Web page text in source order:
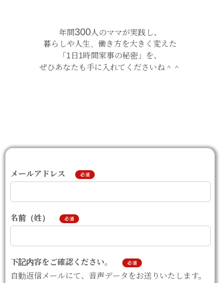
年間300人のママが実践し、
暮らしや人生、働き方を大きく変えた
「1日1時間家事の秘密」を、
ぜひあなたも手に入れてくださいね＾＾
メールアドレス 必須
名前（姓） 必須
下記内容をご確認ください。 必須
自動返信メールにて、音声データをお送りいたします。